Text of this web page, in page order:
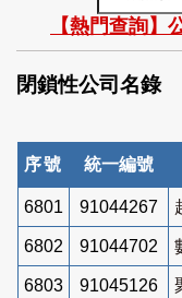
站
檢
索
【熱門查詢】
閉鎖性公司名錄
序號 統一編號
6801 91044267
6802 91044702
6803 91045126